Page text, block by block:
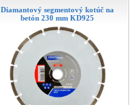
Diamantový segmentový kotúč na
betón 230 mm KD925